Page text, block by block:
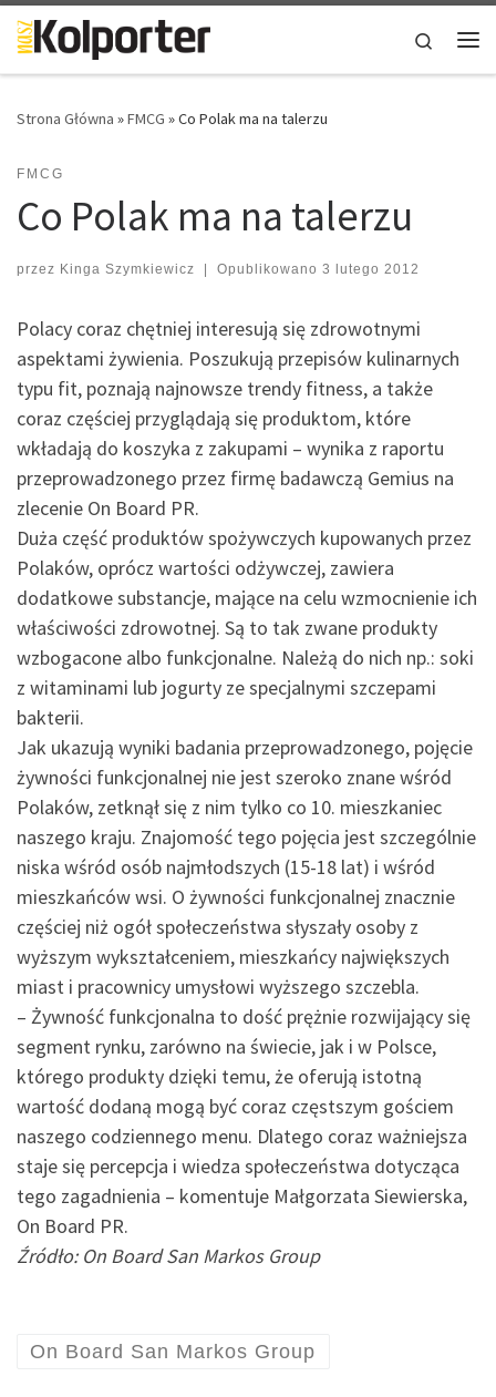
Skip to content
Search
Strona Główna »FMCG »Co Polak ma na talerzu
FMCG
Co Polak ma na talerzu
przez Kinga Szymkiewicz | Opublikowano 3 lutego 2012
Polacy coraz chętniej interesują się zdrowotnymi
aspektami żywienia. Poszukują przepisów kulinarnych
typu fit, poznają najnowsze trendy fitness, a także
coraz częściej przyglądają się produktom, które
wkładają do koszyka z zakupami – wynika z raportu
przeprowadzonego przez firmę badawczą Gemius na
zlecenie On Board PR.
Duża część produktów spożywczych kupowanych przez
Polaków, oprócz wartości odżywczej, zawiera
dodatkowe substancje, mające na celu wzmocnienie ich
właściwości zdrowotnej. Są to tak zwane produkty
wzbogacone albo funkcjonalne. Należą do nich np.: soki
z witaminami lub jogurty ze specjalnymi szczepami
bakterii.
Jak ukazują wyniki badania przeprowadzonego, pojęcie
żywności funkcjonalnej nie jest szeroko znane wśród
Polaków, zetknął się z nim tylko co 10. mieszkaniec
naszego kraju. Znajomość tego pojęcia jest szczególnie
niska wśród osób najmłodszych (15-18 lat) i wśród
mieszkańców wsi. O żywności funkcjonalnej znacznie
częściej niż ogół społeczeństwa słyszały osoby z
wyższym wykształceniem, mieszkańcy największych
miast i pracownicy umysłowi wyższego szczebla.
– Żywność funkcjonalna to dość prężnie rozwijający się
segment rynku, zarówno na świecie, jak i w Polsce,
którego produkty dzięki temu, że oferują istotną
wartość dodaną mogą być coraz częstszym gościem
naszego codziennego menu. Dlatego coraz ważniejsza
staje się percepcja i wiedza społeczeństwa dotycząca
tego zagadnienia – komentuje Małgorzata Siewierska,
On Board PR.
Źródło: On Board San Markos Group
On Board San Markos Group